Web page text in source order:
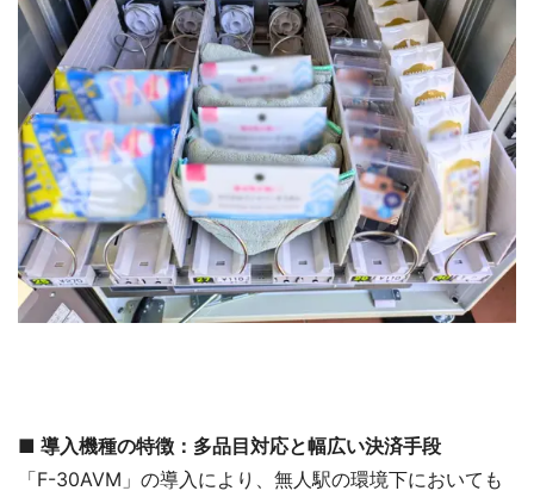
■ 導入機種の特徴：多品目対応と幅広い決済手段
「F-30AVM」の導入により、無人駅の環境下においても